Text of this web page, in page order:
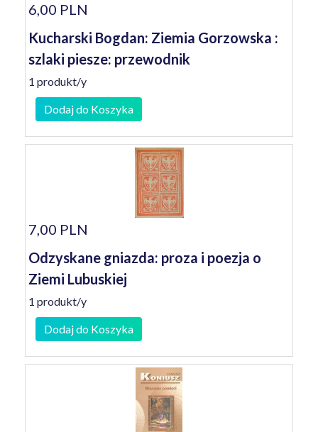
6,00 PLN
Kucharski Bogdan: Ziemia Gorzowska :
szlaki piesze: przewodnik
1 produkt/y
Dodaj do Koszyka
7,00 PLN
Odzyskane gniazda: proza i poezja o
Ziemi Lubuskiej
1 produkt/y
Dodaj do Koszyka